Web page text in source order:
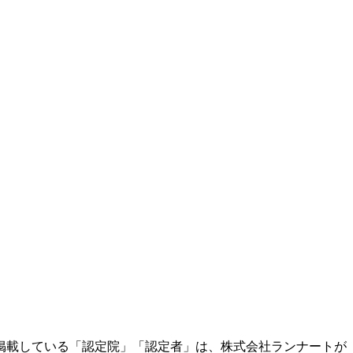
している「認定院」「認定者」は、株式会社ランナートが